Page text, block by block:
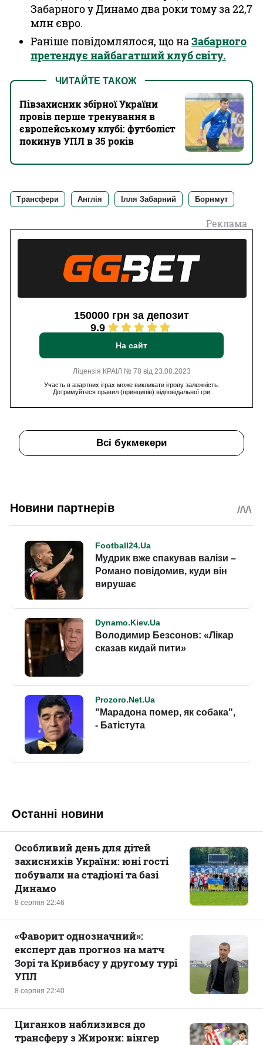
Забарного у Динамо два роки тому за 22,7
млн євро.
Раніше повідомлялося, що наЗабарного
претендує найбагатший клуб світу.
ЧИТАЙТЕ ТАКОЖ
Півзахисник збірної України
провів перше тренування в
європейському клубі: футболіст
покинув УПЛ в 35 років
Трансфери Англія Ілля Забарний Борнмут
Реклама
150000 грн за депозит
9.9
На сайт
Ліцензія КРАІЛ № 78 від 23.08.2023
Участь в азартних іграх може викликати ігрову залежність.
Дотримуйтеся правил (принципів) відповідальної гри
Всі букмекери
Останні новини
8 серпня 22:46
Особливий день для дітей
захисників України: юні гості
побували на стадіоні та базі
Динамо
8 серпня 22:40
«Фаворит однозначний»:
експерт дав прогноз на матч
Зорі та Кривбасу у другому турі
УПЛ
Циганков наблизився до
трансферу з Жирони: вінгер